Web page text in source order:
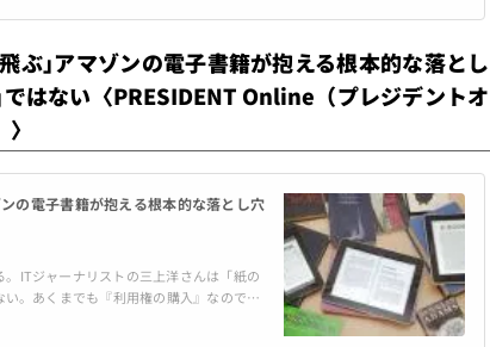
ぶ｣アマゾンの電子書籍が抱える根本的な落とし
はない〈PRESIDENT Online（プレジデントオ
の電子書籍が抱える根本的な落とし穴
ITジャーナリストの三上洋さんは「紙の
。あくまでも『利用権の購入』なので、